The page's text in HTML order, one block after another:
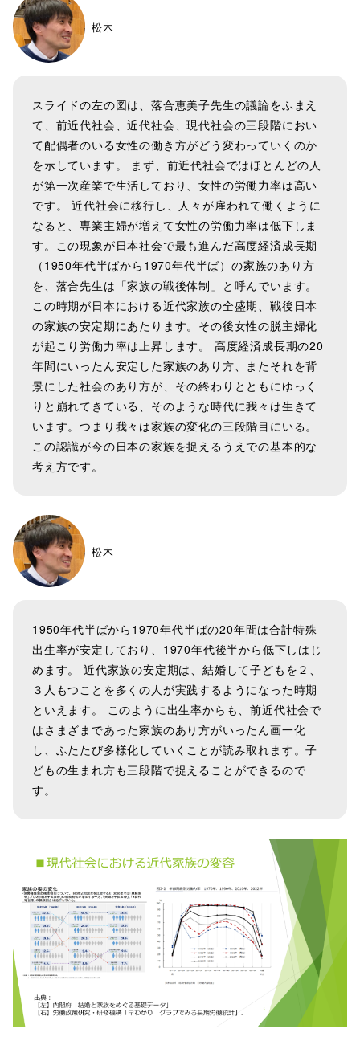
松木
スライドの左の図は、落合恵美子先生の議論をふまえ
て、前近代社会、近代社会、現代社会の三段階におい
て配偶者のいる女性の働き方がどう変わっていくのか
を示しています。 まず、前近代社会ではほとんどの人
が第一次産業で生活しており、女性の労働力率は高い
です。 近代社会に移行し、人々が雇われて働くように
なると、専業主婦が増えて女性の労働力率は低下しま
す。この現象が日本社会で最も進んだ高度経済成長期
（1950年代半ばから1970年代半ば）の家族のあり方
を、落合先生は「家族の戦後体制」と呼んでいます。
この時期が日本における近代家族の全盛期、戦後日本
の家族の安定期にあたります。その後女性の脱主婦化
が起こり労働力率は上昇します。 高度経済成長期の20
年間にいったん安定した家族のあり方、またそれを背
景にした社会のあり方が、その終わりとともにゆっく
りと崩れてきている、そのような時代に我々は生きて
います。つまり我々は家族の変化の三段階目にいる。
この認識が今の日本の家族を捉えるうえでの基本的な
考え方です。
松木
1950年代半ばから1970年代半ばの20年間は合計特殊
出生率が安定しており、1970年代後半から低下しはじ
めます。 近代家族の安定期は、結婚して子どもを２、
３人もつことを多くの人が実践するようになった時期
といえます。 このように出生率からも、前近代社会で
はさまざまであった家族のあり方がいったん画一化
し、ふたたび多様化していくことが読み取れます。子
どもの生まれ方も三段階で捉えることができるので
す。